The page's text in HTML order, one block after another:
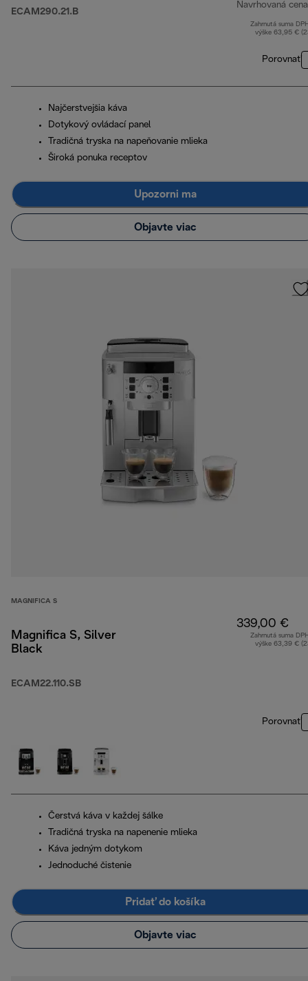
ECAM290.21.B
Navrhovaná cena
Zahrnutá suma
výške 63,95 €
Porovnať
Najčerstvejšia káva
Dotykový ovládací panel
Tradičná tryska na napeňovanie mlieka
Široká ponuka receptov
Upozorni ma
Objavte viac
MAGNIFICA S
Magnifica S, Silver
Black
ECAM22.110.SB
339,00 €
Zahrnutá suma
výške 63,39 €
Porovnať
Čerstvá káva v každej šálke
Tradičná tryska na napenenie mlieka
Káva jedným dotykom
Jednoduché čistenie
Pridať do košíka
Objavte viac